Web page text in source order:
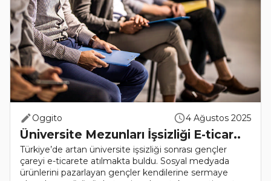
Oggito 4 Ağustos 2025
Üniversite Mezunları İşsizliği E-ticar..
Türkiye’de artan üniversite işsizliği sonrası gençler
çareyi e-ticarete atılmakta buldu. Sosyal medyada
ürünlerini pazarlayan gençler kendilerine sermaye